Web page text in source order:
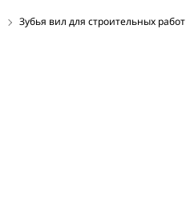
Зубья вил для строительных работ